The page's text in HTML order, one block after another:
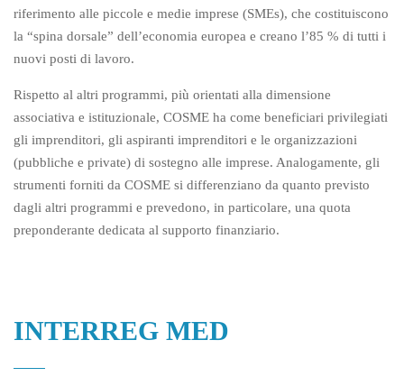
riferimento alle piccole e medie imprese (SMEs), che costituiscono
la “spina dorsale” dell’economia europea e creano l’85 % di tutti i
nuovi posti di lavoro.
Rispetto al altri programmi, più orientati alla dimensione
associativa e istituzionale, COSME ha come beneficiari privilegiati
gli imprenditori, gli aspiranti imprenditori e le organizzazioni
(pubbliche e private) di sostegno alle imprese. Analogamente, gli
strumenti forniti da COSME si differenziano da quanto previsto
dagli altri programmi e prevedono, in particolare, una quota
preponderante dedicata al supporto finanziario.
INTERREG MED